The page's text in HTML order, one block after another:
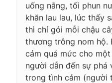
uống nắng, tối phun
khăn lau lau, lúc thấy
thì chỉ gói mỗi chậu
thương trông nom hộ.
cảm quá mức cho
người dẫn đến sự
trong tình cảm (người